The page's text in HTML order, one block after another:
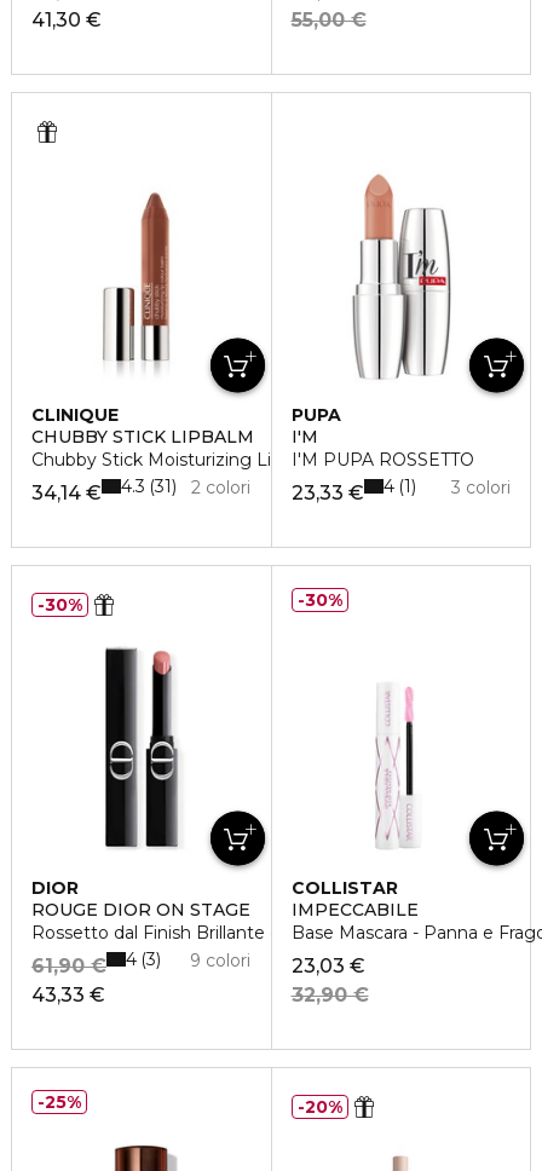
41,30 €
55,00 €
CLINIQUE
CHUBBY STICK LIPBALM
Chubby Stick Moisturizing Lip Balm
34,14 € 2 colori
4.3 31
PUPA
I'M
I'M PUPA ROSSETTO
23,33 € 3 colori
4 1
DIOR
ROUGE DIOR ON STAGE
Rossetto dal Finish Brillante e dalla Tenuta Estrema
43,33 €
61,90 € 9 colori
4 3
30%
COLLISTAR
IMPECCABILE
Base Mascara - Panna e
23,03 €
32,90 €
30%
25% 20%